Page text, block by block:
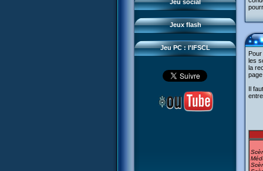
Jeu social
Jeux flash
Sector 2 Escape
Jeu PC : l'IFSCL
Téléchargements
Réseau IFSCL
les
la
Il